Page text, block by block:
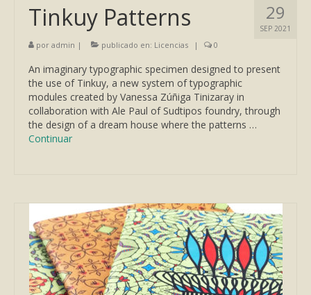
29
SEP 2021
Tinkuy Patterns
por admin | publicado en: Licencias | 0
An imaginary typographic specimen designed to present
the use of Tinkuy, a new system of typographic
modules created by Vanessa Zúñiga Tinizaray in
collaboration with Ale Paul of Sudtipos foundry, through
the design of a dream house where the patterns …
Continuar